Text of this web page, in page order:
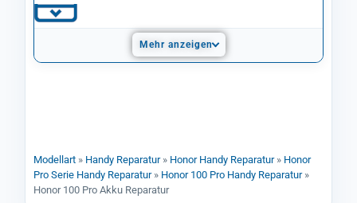
Mehr anzeigen
Modellart » Handy Reparatur» Honor Handy Reparatur» Honor
Pro Serie Handy Reparatur» Honor 100 Pro Handy Reparatur»
Honor 100 Pro Akku Reparatur